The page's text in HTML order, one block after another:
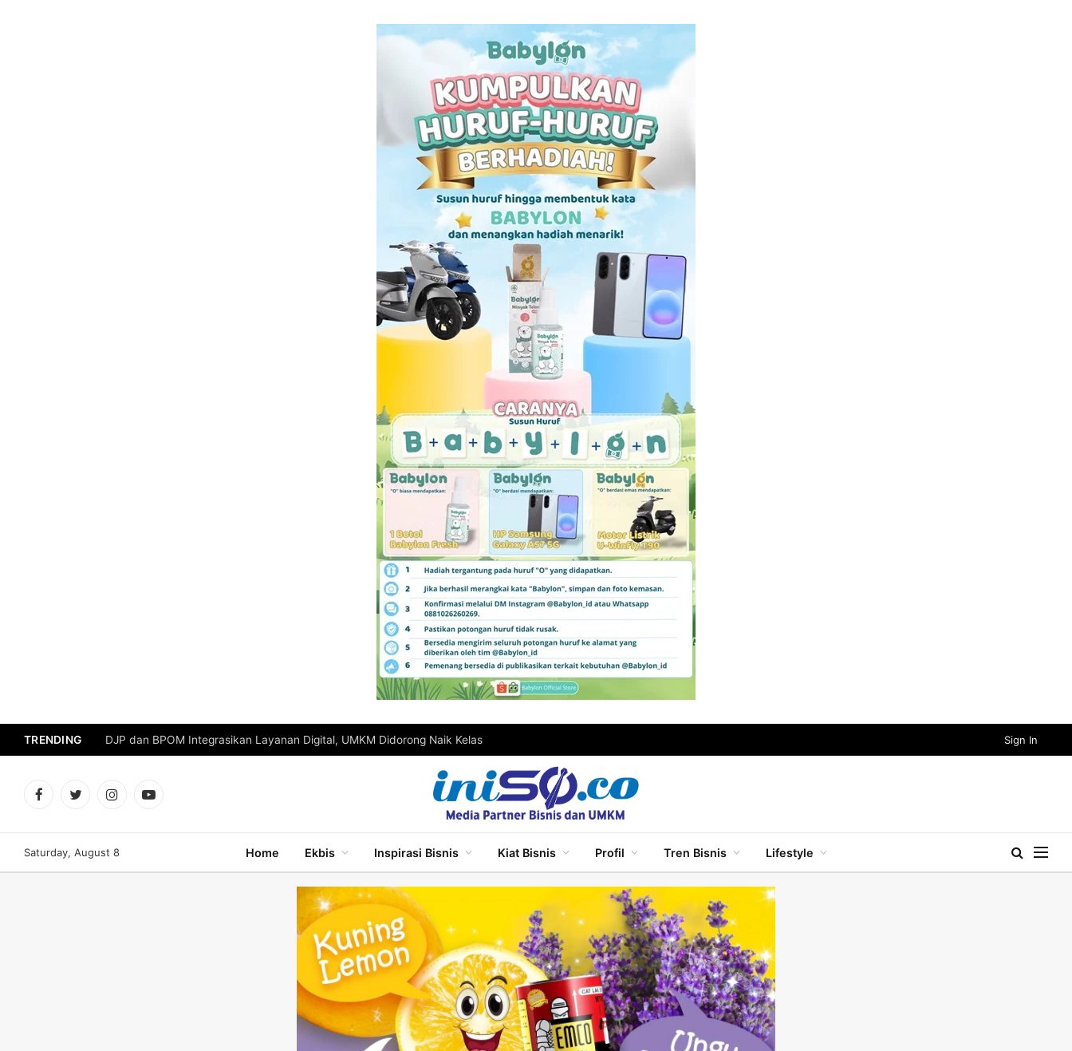
TRENDING DJP dan BPOM Integrasikan Layanan Digital, UMKM Didorong Naik Kelas Sign In
FacebookTwitterInstagramYouTube
Saturday, August 8 Home Ekbis Inspirasi Bisnis Kiat Bisnis Profil Tren Bisnis Lifestyle